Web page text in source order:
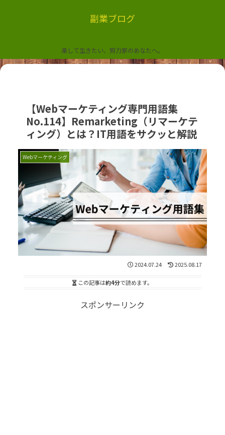
副業ブログ
楽して生きたい、努力家のあなたへ。
【Webマーケティング専門用語集
No.114】Remarketing（リマーケテ
ィング）とは？IT用語をサクッと解説
Webマーケティング
2024.07.24 2025.08.17
この記事は約4分で読めます。
スポンサーリンク